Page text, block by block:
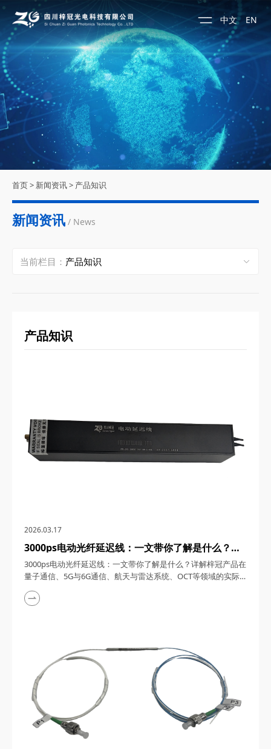
中文 EN
首页> 新闻资讯> 产品知识
新闻资讯 / News
当前栏目：
产品知识
2026.03.17
3000ps电动光纤延迟线：一文带你了解是什么？详
解梓冠产品在量子通信、5G与6G通信、航天与雷达
系统、OCT等领域的实际应用
3000ps电动光纤延迟线：一文带你了解是什么？详解梓冠产品在
量子通信、5G与6G通信、航天与雷达系统、OCT等领域的实际
应用 3000ps电动光纤延迟线，在高速发展的光通信与探测技术
领域，凭借其卓越的性能和广泛的应用潜力，成为了众多高科技